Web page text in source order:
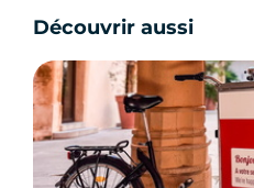
Découvrir aussi